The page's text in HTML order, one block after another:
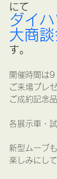
にて
ダイ
大商
す。
開催時間は
ご来場プレ
ご成約記念
各展示車・
新型ムーブ
楽しみにし